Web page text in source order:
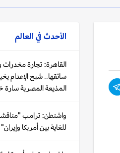
الأحدث في العالم
القاهرة: تجارة
سائقها.. شبح الإعدام
المذيعة المصرية سارة
واشنطن: ترامب
للغاية بين أمريكا وإيران"